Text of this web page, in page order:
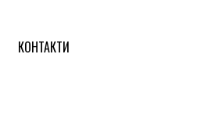
КОНТАКТИ